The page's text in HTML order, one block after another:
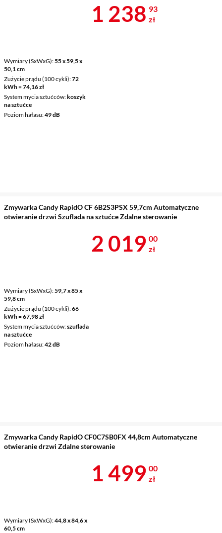
Wymiary (SxWxG) 55 x 59,5 x
50,1 cm
Zużycie prądu (100 cykli) 72
kWh = 74,16 zł
System mycia sztućców koszyk
na sztućce
Poziom hałasu 49 dB
Cena 1
1 238 93
zł
Zmywarka Candy RapidO CF 6B2S3PSX 59,7cm Automatyczne
otwieranie drzwi Szuflada na sztućce Zdalne sterowanie
Wymiary (SxWxG) 59,7 x 85 x
59,8 cm
Zużycie prądu (100 cykli) 66
kWh = 67,98 zł
System mycia sztućców szuflada
na sztućce
Poziom hałasu 42 dB
Cena 2 019 zł
2 019 00
zł
Zmywarka Candy RapidO CF0C7SB0FX 44,8cm Automatyczne
otwieranie drzwi Zdalne sterowanie
Wymiary (SxWxG) 44,8 x 84,6 x
60,5 cm
Cena 1 499 zł
1 499 00
zł